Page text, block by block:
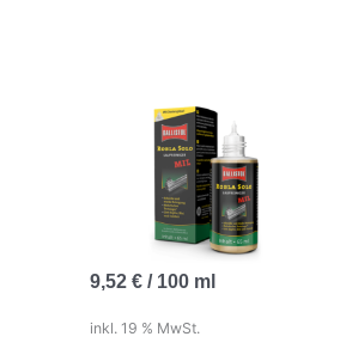
9,52 € / 100 ml
inkl. 19 % MwSt.